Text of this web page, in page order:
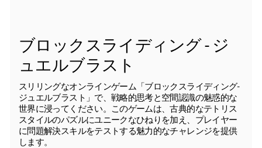
ブロックスライディング - ジ
ュエルブラスト
スリリングなオンラインゲーム「ブロックスライディング-
ジュエルブラスト」で、戦略的思考と空間認識の魅惑的な
世界に浸ってください。このゲームは、古典的なテトリス
スタイルのパズルにユニークなひねりを加え、プレイヤー
に問題解決スキルをテストする魅力的なチャレンジを提供
します。